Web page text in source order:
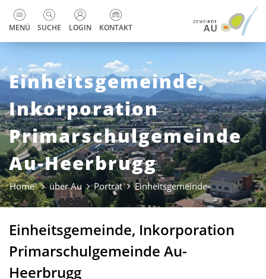
zur Startseite
Direkt zur Hauptnavigation
Direkt zum Inhalt
Direkt zur Suche
Direkt zum Stichwortverzeichnis
Kopfzeile
MENÜ SUCHE LOGIN KONTAKT
Einheitsgemeinde,
Inkorporation
Primarschulgemeinde
Au-Heerbrugg
Home über Au Porträt Einheitsgemeinde(ausgewählt)
Einheitsgemeinde, Inkorporation
Primarschulgemeinde Au-
Heerbrugg